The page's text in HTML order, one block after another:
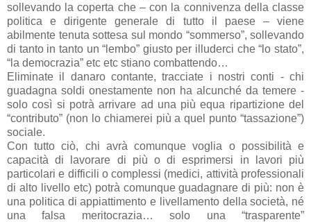
sollevando la coperta che – con la connivenza della classe
politica e dirigente generale di tutto il paese – viene
abilmente tenuta sottesa sul mondo “sommerso”, sollevando
di tanto in tanto un “lembo” giusto per illuderci che “lo stato”,
“la democrazia” etc etc stiano combattendo…
Eliminate il danaro contante, tracciate i nostri conti - chi
guadagna soldi onestamente non ha alcunché da temere -
solo così si potrà arrivare ad una più equa ripartizione del
“contributo” (non lo chiamerei più a quel punto “tassazione”)
sociale.
Con tutto ciò, chi avrà comunque voglia o possibilità e
capacità di lavorare di più o di esprimersi in lavori più
particolari e difficili o complessi (medici, attività professionali
di alto livello etc) potrà comunque guadagnare di più: non è
una politica di appiattimento e livellamento della società, né
una falsa meritocrazia… solo una “trasparente”